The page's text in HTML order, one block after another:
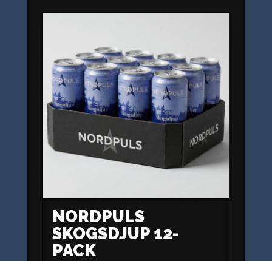
NORDPULS
SKOGSDJUP 12-
PACK